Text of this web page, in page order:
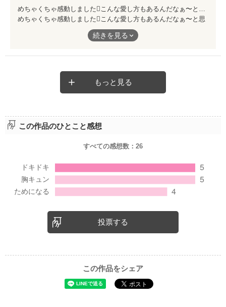
めちゃくちゃ感動しましたこんな愛し方もあるんだなぁ〜と思
いました いい作品でした
続きを見る
もっと見る
この作品のひとこと感想
すべての感想数： 26
投票する
この作品をシェア